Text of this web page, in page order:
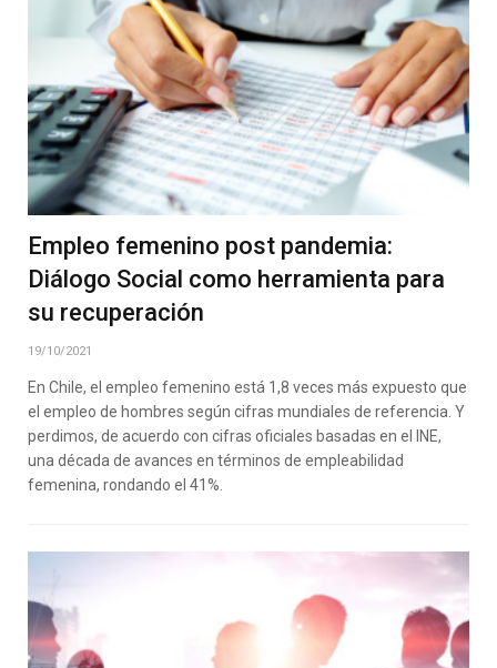
Empleo femenino post pandemia:
Diálogo Social como herramienta para
su recuperación
19/10/2021
En Chile, el empleo femenino está 1,8 veces más expuesto que
el empleo de hombres según cifras mundiales de referencia. Y
perdimos, de acuerdo con cifras oficiales basadas en el INE,
una década de avances en términos de empleabilidad
femenina, rondando el 41%.